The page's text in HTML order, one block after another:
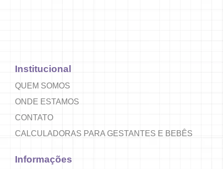
Institucional
QUEM SOMOS
ONDE ESTAMOS
CONTATO
CALCULADORAS PARA GESTANTES E BEBÊS
Informações